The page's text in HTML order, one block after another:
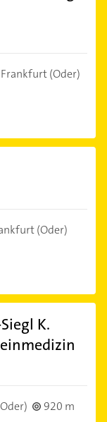
(Oder)
(Oder)
K.
920 m